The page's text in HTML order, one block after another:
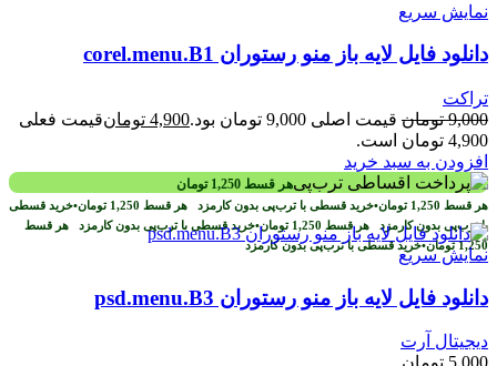
نمایش سریع
دانلود فایل لایه باز منو رستوران corel.menu.B1
تراکت
9,000 تومان قیمت اصلی 9,000 تومان بود. 4,900 تومانقیمت فعلی
4,900 تومان است.
افزودن به سبد خرید
هر قسط 1,250 تومان
هر قسط 1,250 تومان•خرید قسطی با ترب‌پی بدون کارمزد هر قسط 1,250 تومان•خرید قسطی
با ترب‌پی بدون کارمزد هر قسط 1,250 تومان•خرید قسطی با ترب‌پی بدون کارمزد هر قسط
1,250 تومان•خرید قسطی با ترب‌پی بدون کارمزدنمایش سریع
دانلود فایل لایه باز منو رستوران psd.menu.B3
دیجیتال آرت